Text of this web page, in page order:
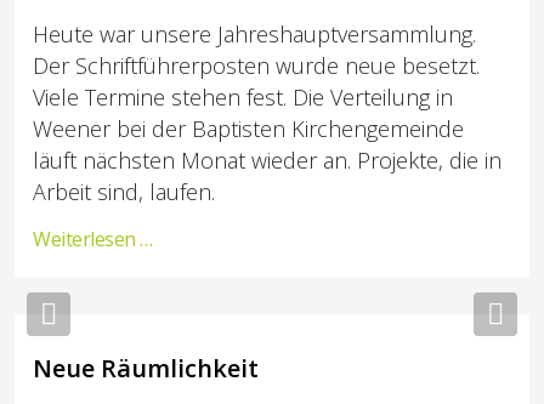
Heute war unsere Jahreshauptversammlung.
Der Schriftführerposten wurde neue besetzt.
Viele Termine stehen fest. Die Verteilung in
Weener bei der Baptisten Kirchengemeinde
läuft nächsten Monat wieder an. Projekte, die in
Arbeit sind, laufen.
Weiterlesen …
Previous
Neue Räumlichkeit